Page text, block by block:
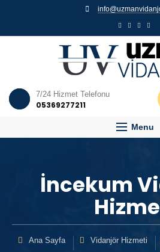
7/24 Hizmet Telefonu
05369277211
Menu
İncekum
Ana Sayfa Vidanjör Hizmeti